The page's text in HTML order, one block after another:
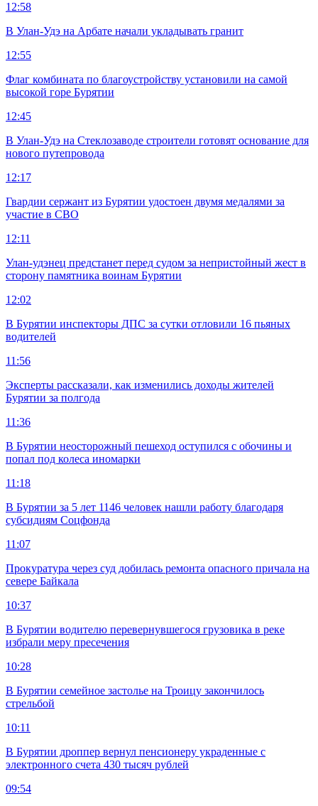
12:58
В Улан-Удэ на Арбате начали укладывать гранит
12:55
Флаг комбината по благоустройству установили на самой
высокой горе Бурятии
12:45
В Улан-Удэ на Стеклозаводе строители готовят основание для
нового путепровода
12:17
Гвардии сержант из Бурятии удостоен двумя медалями за
участие в СВО
12:11
Улан-удэнец предстанет перед судом за непристойный жест в
сторону памятника воинам Бурятии
12:02
В Бурятии инспекторы ДПС за сутки отловили 16 пьяных
водителей
11:56
Эксперты рассказали, как изменились доходы жителей
Бурятии за полгода
11:36
В Бурятии неосторожный пешеход оступился с обочины и
попал под колеса иномарки
11:18
В Бурятии за 5 лет 1146 человек нашли работу благодаря
субсидиям Соцфонда
11:07
Прокуратура через суд добилась ремонта опасного причала на
севере Байкала
10:37
В Бурятии водителю перевернувшегося грузовика в реке
избрали меру пресечения
10:28
В Бурятии семейное застолье на Троицу закончилось
стрельбой
10:11
В Бурятии дроппер вернул пенсионеру украденные с
электронного счета 430 тысяч рублей
09:54